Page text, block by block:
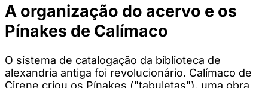
A organização do acervo e os
Pínakes de Calímaco
O sistema de catalogação da biblioteca de
alexandria antiga foi revolucionário. Calímaco de
Cirene criou os Pínakes ("tabuletas"), uma obra